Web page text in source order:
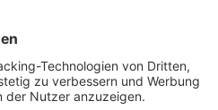
Sie uns: